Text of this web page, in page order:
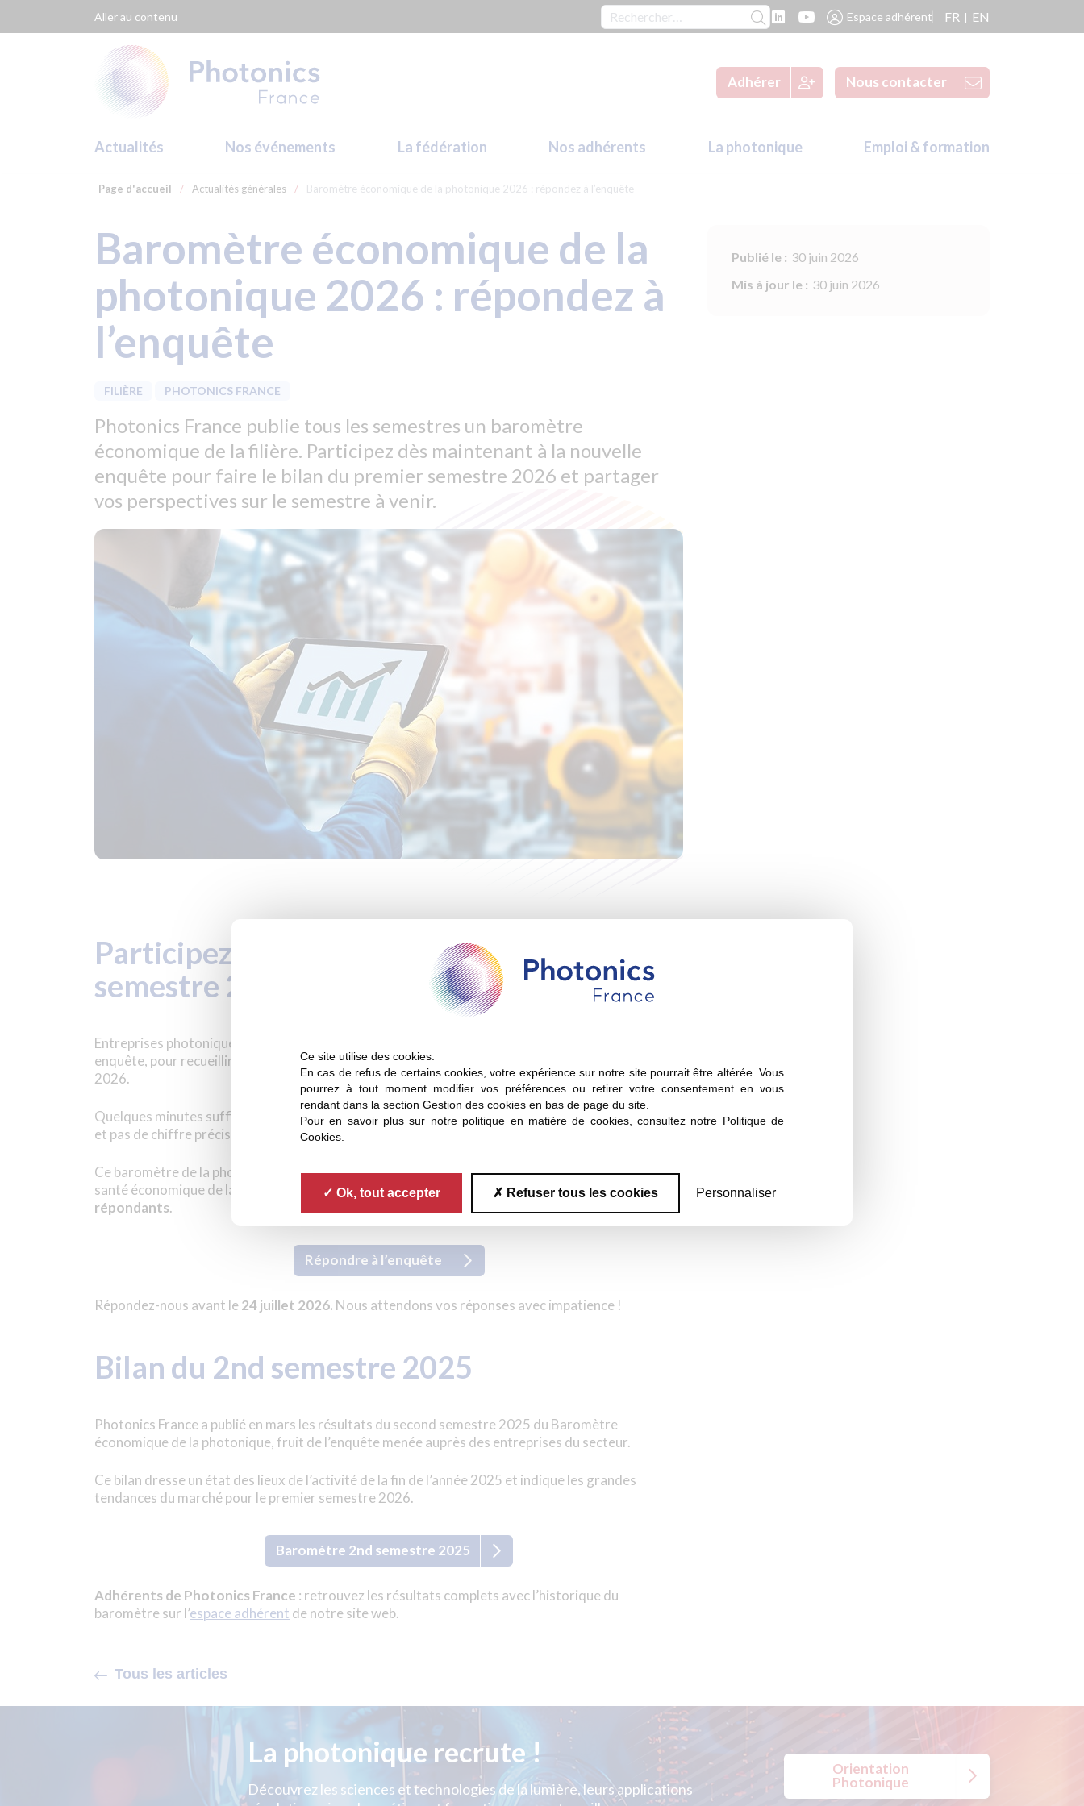
Ce site utilise des cookies.
En cas de refus de certains cookies, votre expérience sur notre site pourrait être altérée. Vous
pourrez à tout moment modifier vos préférences ou retirer votre consentement en vous
rendant dans la section Gestion des cookies en bas de page du site.
Pour en savoir plus sur notre politique en matière de cookies, consultez notre Politique de
Cookies
Ok, tout accepter Refuser tous les cookies Personnaliser
Aller au contenu Rechercher : Espace adhérent FR EN
Adhérer Nous contacter
Actualités Nos événements La fédération Nos adhérents La photonique Emploi & formation
Page d'accueil / Actualités générales / Baromètre économique de la photonique 2026 : répondez à l’enquête
Baromètre économique de la
photonique 2026 : répondez à
l’enquête
FILIÈRE PHOTONICS FRANCE
Photonics France publie tous les semestres un baromètre
économique de la filière. Participez dès maintenant à la nouvelle
enquête pour faire le bilan du premier semestre 2026 et partager
vos perspectives sur le semestre à venir.
Participez à l’enquête pour le premier
semestre 2026
Entreprises photoniques, adhérentes ou non de notre fédération, répondez massivement à cette
enquête, pour recueillir votre bilan et vos perspectives pour le premier et le deuxième semestre
2026.
Quelques minutes suffisent pour y répondre. Seule des grandes tendances vous sont demandées
et pas de chiffre précis.
Ce baromètre de la photonique offrira une vision claire de l’état actuel du marché pour évaluer la
santé économique de la filière et vous guider dans vos stratégies.
Il sera diffusé en priorité aux
répondants.
Répondre à l’enquête
Répondez-nous avant le24 juillet 2026. Nous attendons vos réponses avec impatience !
Bilan du 2nd semestre 2025
Photonics France a publié en mars les résultats du second semestre 2025 du Baromètre
économique de la photonique, fruit de l’enquête menée auprès des entreprises du secteur.
Ce bilan dresse un état des lieux de l’activité de la fin de l’année 2025 et indique les grandes
tendances du marché pour le premier semestre 2026.
Baromètre 2nd semestre 2025
Adhérents de Photonics France : retrouvez les résultats complets avec l’historique du
baromètre sur l’espace adhérent de notre site web.
Publié le : 30 juin 2026
Mis à jour le : 30 juin 2026
Tous les articles
La photonique recrute !
Découvrez les sciences et technologies de la lumière, leurs applications
Orientation
Photonique